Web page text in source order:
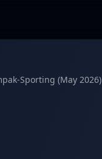
Sporting (May 2026)